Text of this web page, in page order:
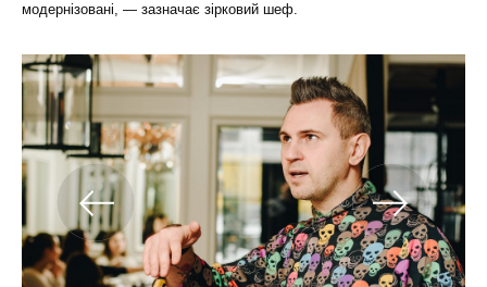
модернізовані, — зазначає зірковий шеф.